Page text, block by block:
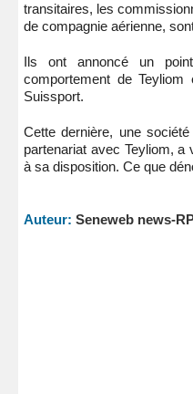
transitaires, les
de compagnie aérienne,
Ils ont annoncé un
comportement de
Suissport.
Cette dernière, une
partenariat avec Teyliom,
à sa disposition. Ce que
Auteur: Seneweb news-